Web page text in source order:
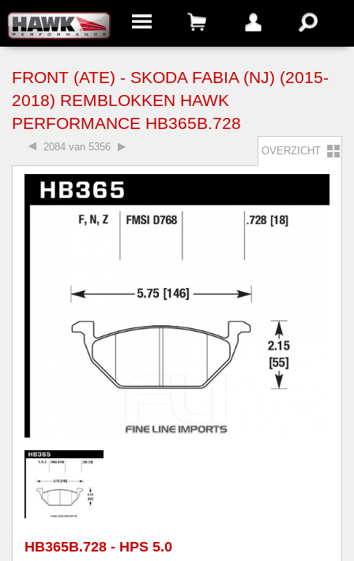
FRONT (ATE) - SKODA FABIA (NJ) (2015-
2018) REMBLOKKEN HAWK
PERFORMANCE HB365B.728
2084 van 5356 OVERZICHT
HB365B.728 - HPS 5.0